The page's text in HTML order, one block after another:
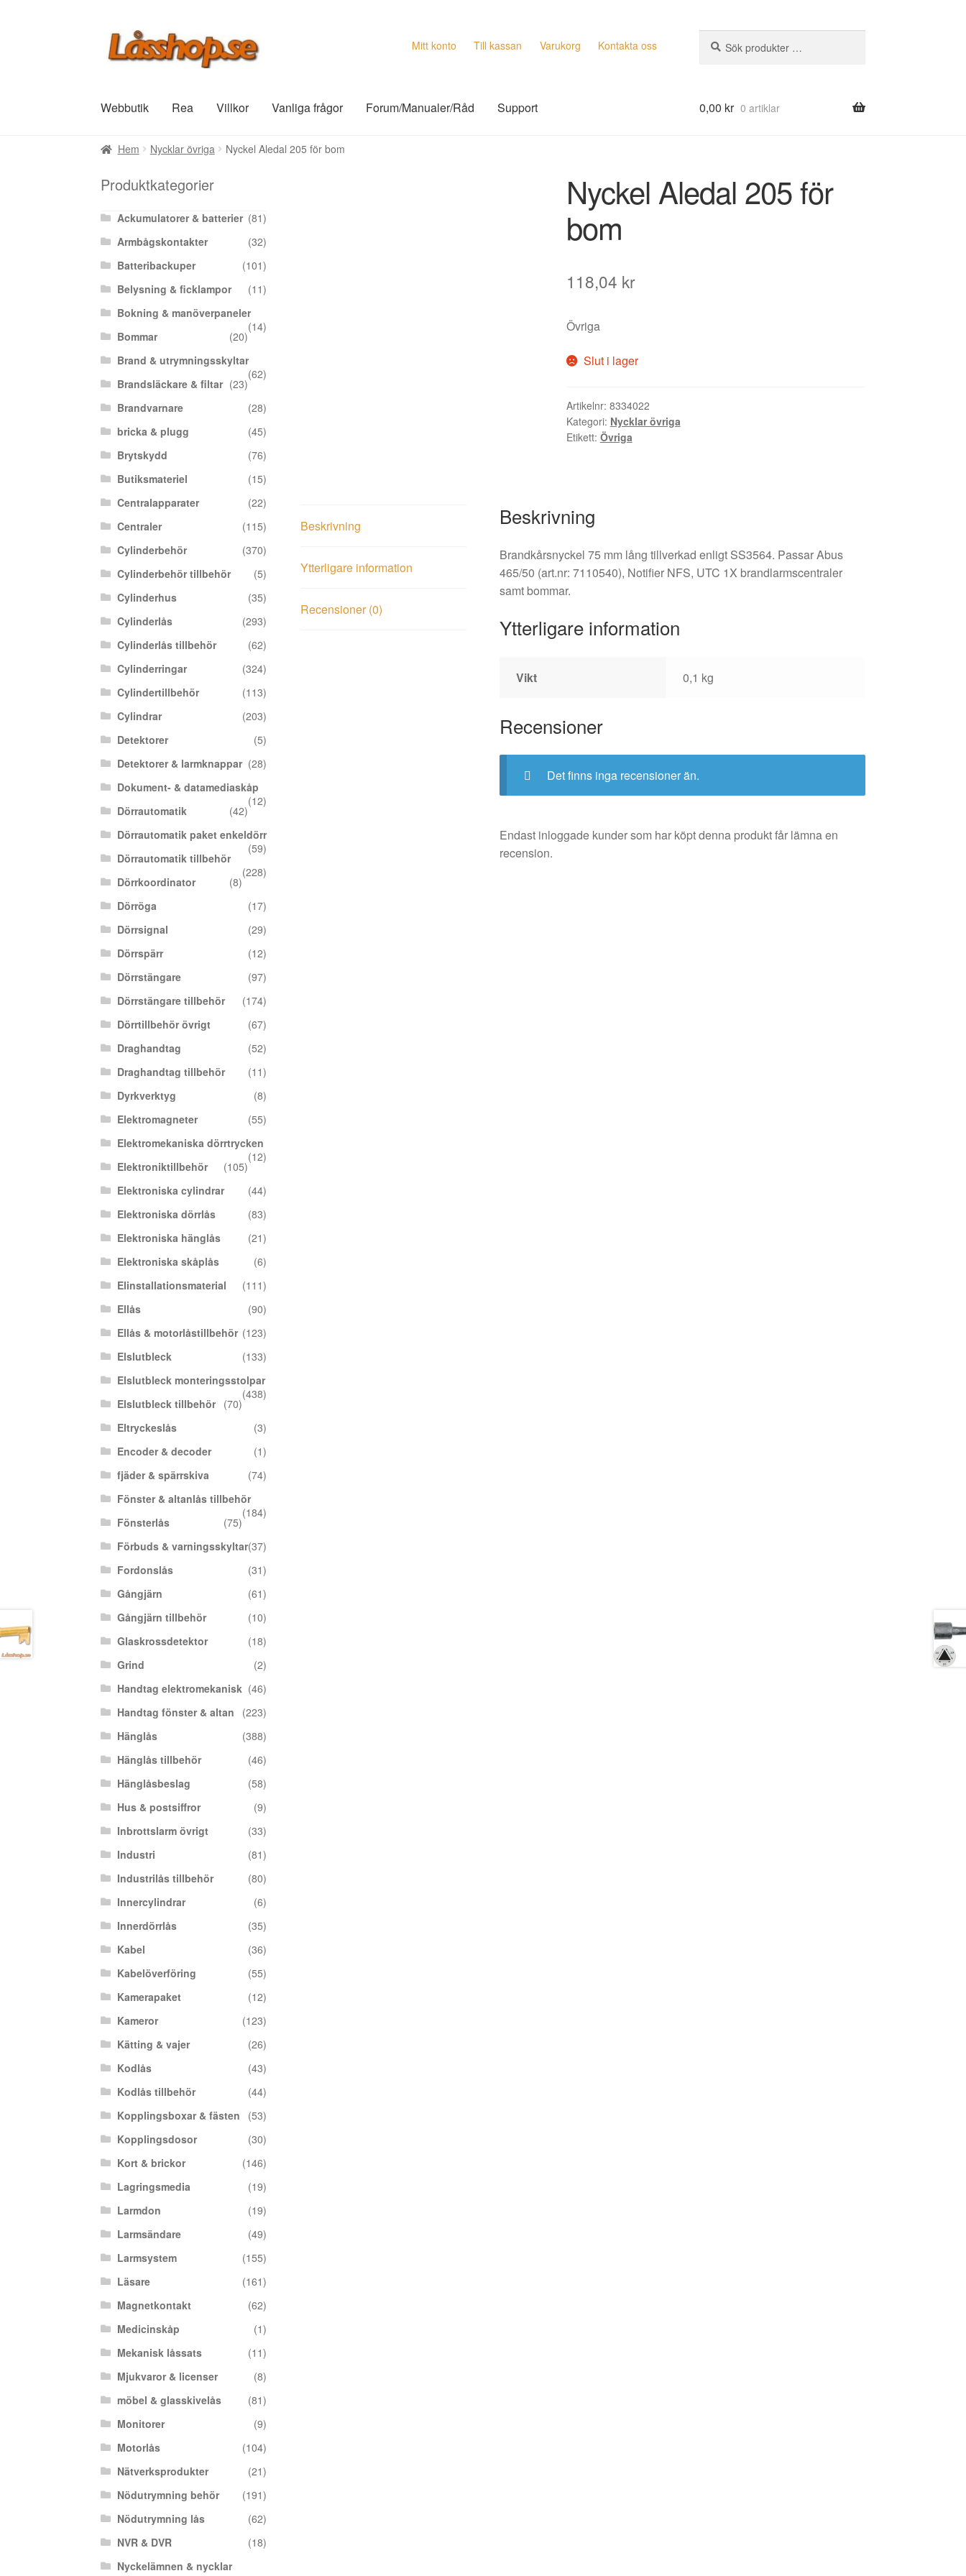
Hoppa
till
Hoppa
till
Mitt konto Till kassan Varukorg Kontakta oss
efter:
Webbutik Rea Villkor Vanliga frågor Forum/Manualer/Råd Support 0,00 kr 0 artiklar
Hem Nycklar övriga Nyckel Aledal 205 för bom
Nyckel Aledal 205 för
bom
118,04 kr
Övriga
Slut i lager
Artikelnr: 8334022
Kategori: Nycklar övriga
Etikett: Övriga
Beskrivning
Ytterligare information
Recensioner (0)
Beskrivning
Brandkårsnyckel 75 mm lång tillverkad enligt SS3564. Passar Abus
465/50 (art.nr: 7110540), Notifier NFS, UTC 1X brandlarmscentraler
samt bommar.
Ytterligare information
Vikt 0,1 kg
Recensioner
Det finns inga recensioner än.
Endast inloggade kunder som har köpt denna produkt får lämna en
recension.
Produktkategorier
Ackumulatorer & batterier (81)
Armbågskontakter
(32)
Batteribackuper
(101)
Belysning & ficklampor
(11)
Bokning & manöverpaneler
(14)
Bommar
(20)
Brand & utrymningsskyltar
(62)
Brandsläckare & filtar (23)
Brandvarnare
(28)
bricka & plugg
(45)
Brytskydd
(76)
Butiksmateriel
(15)
Centralapparater
(22)
Centraler
(115)
Cylinderbehör
(370)
Cylinderbehör tillbehör
(5)
Cylinderhus
(35)
Cylinderlås
(293)
Cylinderlås tillbehör
(62)
Cylinderringar
(324)
Cylindertillbehör
(113)
Cylindrar
(203)
Detektorer
(5)
Detektorer & larmknappar (28)
Dokument- & datamediaskåp
(12)
Dörrautomatik
(42)
Dörrautomatik paket enkeldörr
(59)
Dörrautomatik tillbehör
(228)
Dörrkoordinator
(8)
Dörröga
(17)
Dörrsignal
(29)
Dörrspärr
(12)
Dörrstängare
(97)
Dörrstängare tillbehör
(174)
Dörrtillbehör övrigt
(67)
Draghandtag
(52)
Draghandtag tillbehör
(11)
Dyrkverktyg
(8)
Elektromagneter
(55)
Elektromekaniska dörrtrycken
(12)
Elektroniktillbehör
(105)
Elektroniska cylindrar
(44)
Elektroniska dörrlås
(83)
Elektroniska hänglås
(21)
Elektroniska skåplås
(6)
Elinstallationsmaterial
(111)
Ellås
(90)
Ellås & motorlåstillbehör (123)
Elslutbleck
(133)
Elslutbleck monteringsstolpar
(438)
Elslutbleck tillbehör
(70)
Eltryckeslås
(3)
Encoder & decoder
(1)
fjäder & spärrskiva
(74)
Fönster & altanlås tillbehör
(184)
Fönsterlås
(75)
Förbuds & varningsskyltar(37)
Fordonslås
(31)
Gångjärn
(61)
Gångjärn tillbehör
(10)
Glaskrossdetektor
(18)
Grind
(2)
Handtag elektromekanisk (46)
Handtag fönster & altan
(223)
Hänglås
(388)
Hänglås tillbehör
(46)
Hänglåsbeslag
(58)
Hus & postsiffror
(9)
Inbrottslarm övrigt
(33)
Industri
(81)
Industrilås tillbehör
(80)
Innercylindrar
(6)
Innerdörrlås
(35)
Kabel
(36)
Kabelöverföring
(55)
Kamerapaket
(12)
Kameror
(123)
Kätting & vajer
(26)
Kodlås
(43)
Kodlås tillbehör
(44)
Kopplingsboxar & fästen
(53)
Kopplingsdosor
(30)
Kort & brickor
(146)
Lagringsmedia
(19)
Larmdon
(19)
Larmsändare
(49)
Larmsystem
(155)
Läsare
(161)
Magnetkontakt
(62)
Medicinskåp
(1)
Mekanisk låssats
(11)
Mjukvaror & licenser
(8)
möbel & glasskivelås
(81)
Monitorer
(9)
Motorlås
(104)
Nätverksprodukter
(21)
Nödutrymning behör
(191)
Nödutrymning lås
(62)
NVR & DVR
(18)
Nyckelämnen & nycklar